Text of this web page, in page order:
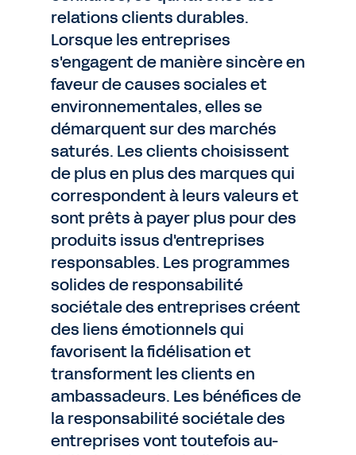
relations clients durables.
Lorsque les entreprises
s'engagent de manière sincère en
faveur de causes sociales et
environnementales, elles se
démarquent sur des marchés
saturés. Les clients choisissent
de plus en plus des marques qui
correspondent à leurs valeurs et
sont prêts à payer plus pour des
produits issus d'entreprises
responsables. Les programmes
solides de responsabilité
sociétale des entreprises créent
des liens émotionnels qui
favorisent la fidélisation et
transforment les clients en
ambassadeurs. Les bénéfices de
la responsabilité sociétale des
entreprises vont toutefois au-